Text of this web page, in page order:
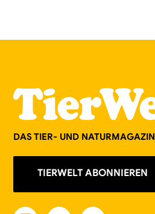
DAS TIER- UND NATURMAGAZIN
TIERWELT ABONNIEREN